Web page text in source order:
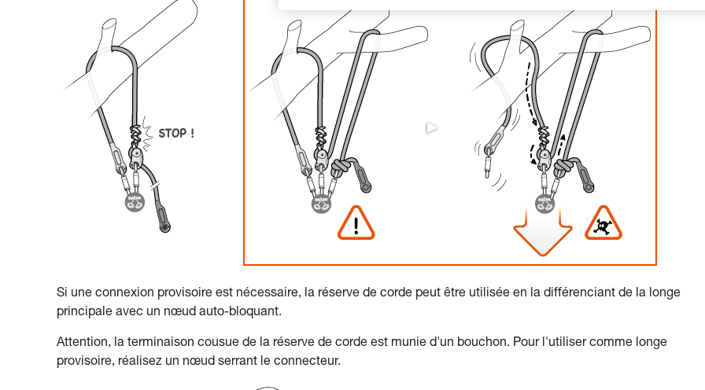
Si une connexion provisoire est nécessaire, la réserve de corde peut être utilisée en la différenciant de la longe
principale avec un nœud auto-bloquant.
Attention, la terminaison cousue de la réserve de corde est munie d'un bouchon. Pour l'utiliser comme longe
provisoire, réalisez un nœud serrant le connecteur.